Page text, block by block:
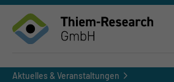
Aktuelles & Veranstaltungen